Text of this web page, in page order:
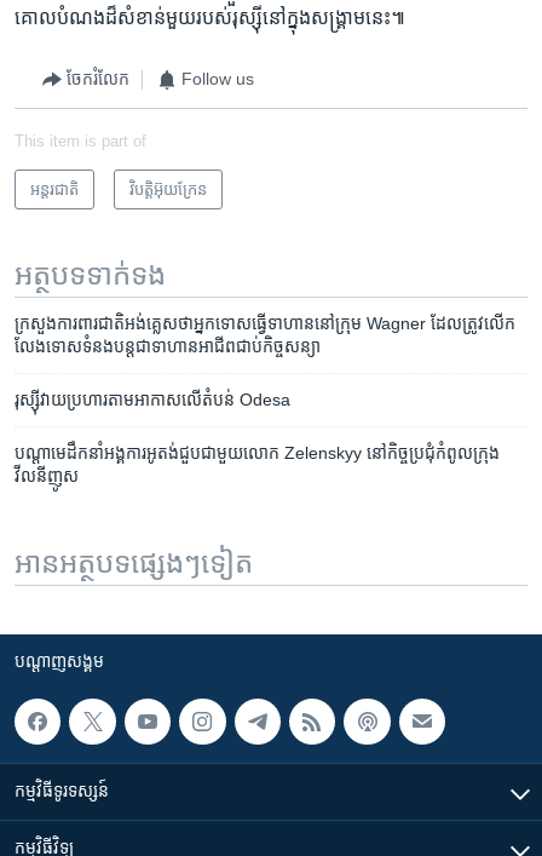
គោល​បំណង​ដ៏​សំខាន់​មួយ​របស់​រុស្ស៊ី​នៅ​ក្នុង​សង្គ្រាម​នេះ៕
ចែករំលែក Follow us
This item is part of
អន្តរជាតិ វិបត្តិអ៊ុយក្រែន
អត្ថបទ​ទាក់ទង
ក្រសួង​ការពារ​ជាតិ​អង់គ្លេស​ថា​អ្នក​ទោស​​ធ្វើ​ទាហាន​នៅ​ក្រុម Wagner​ ដែល​ត្រូវ​លើក
លែង​ទោស​ទំនង​បន្ត​​ជា​ទាហាន​អាជីព​ជាប់​កិច្ចសន្យា
រុស្ស៊ី​​វាយ​ប្រហារ​តាម​អាកាស​​លើ​តំបន់ Odesa
បណ្ដា​មេដឹកនាំ​អង្គការ​អូតង់​​ជួប​ជាមួយ​លោក Zelenskyy នៅ​កិច្ច​ប្រជុំ​កំពូល​ក្រុង​
វីលនីញូស
អានអត្ថបទផ្សេងៗទៀត
បណ្តាញ​សង្គម
កម្មវិធី​ទូរទស្សន៍
កម្មវិធី​វិទ្យុ